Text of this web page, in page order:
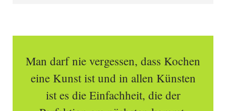
Man darf nie vergessen, dass Kochen
eine Kunst ist und in allen Künsten
ist es die Einfachheit, die der